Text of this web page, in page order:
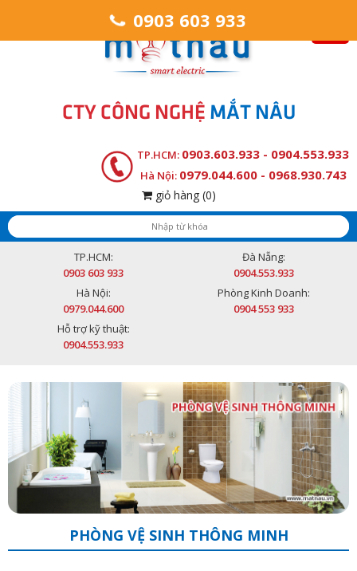
CTY CÔNG NGHỆ MẮT NÂU
TP.HCM: 0903.603.933 - 0904.553.933
Hà Nội: 0979.044.600 - 0968.930.743
giỏ hàng (0)
TP.HCM:
0903 603 933
Đà Nẵng:
0904.553.933
Hà Nội:
0979.044.600
Phòng Kinh Doanh:
0904 553 933
Hỗ trợ kỹ thuật:
0904.553.933
PHÒNG VỆ SINH THÔNG MINH
0903 603 933